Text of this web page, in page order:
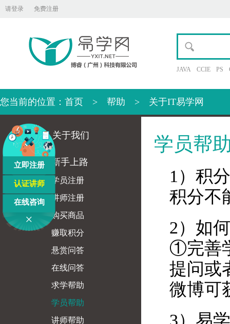
请登录 免费注册
JAVA CCIE PS
您当前的位置： 首页 > 帮助 > 关于IT易学网
立即注册
认证讲师
在线咨询
×
关于我们
新手上路
学员注册
讲师注册
购买商品
赚取积分
悬赏问答
在线问答
求学帮助
学员帮助
讲师帮助
学员帮
1）积
积分不
2）如
①完善
提问或
微博可
3）易